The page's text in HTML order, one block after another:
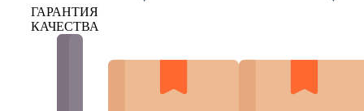
ГАРАНТИЯ
КАЧЕСТВА